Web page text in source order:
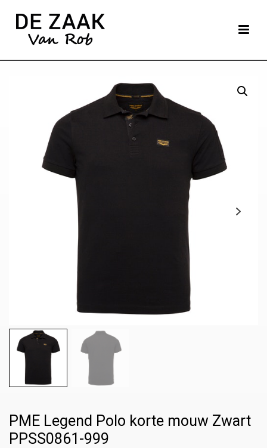
PME Legend Polo korte mouw Zwart
PPSS0861-999